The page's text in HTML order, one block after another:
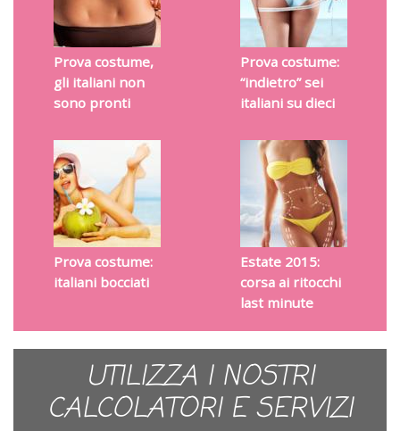
Prova costume,
gli italiani non
sono pronti
Prova costume:
“indietro” sei
italiani su dieci
Prova costume:
italiani bocciati
Estate 2015:
corsa ai ritocchi
last minute
UTILIZZA I NOSTRI
CALCOLATORI E SERVIZI